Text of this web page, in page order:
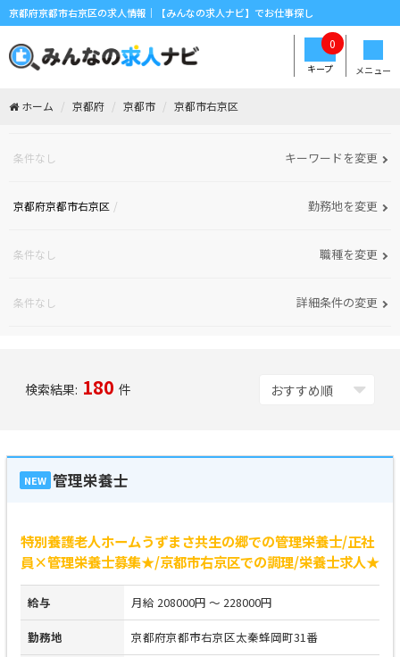
京都府京都市右京区の求人情報｜【みんなの求人ナビ】でお仕事探し
メニュー
キープ
0
ホーム 京都府 京都市 京都市右京区
条件なし キーワードを変更
京都府京都市右京区 勤務地を変更
条件なし 職種を変更
条件なし 詳細条件の変更
検索結果: 180 件
NEW 管理栄養士
特別養護老人ホームうずまさ共生の郷での管理栄養士/正社
員×管理栄養士募集★/京都市右京区での調理/栄養士求人★
給与 月給 208000円 ～ 228000円
勤務地 京都府京都市右京区太秦蜂岡町31番